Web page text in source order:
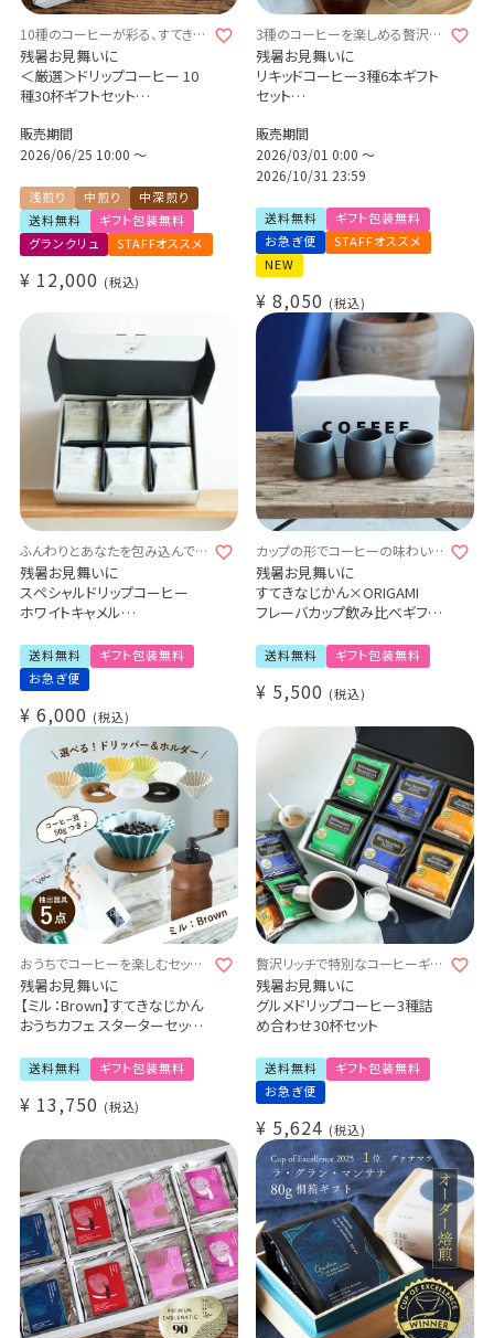
10種のコーヒーが彩る、すてきな
じかん
残暑お見舞いに
＜厳選＞ドリップコーヒー 10
種30杯ギフトセット
COE受賞 グランクリュ スペシ
ャルティ
販売期間
2026/06/25 10:00 〜
浅煎り 中煎り
中深煎り
送料無料
ギフト包装無料
グランクリュ
STAFFオススメ
¥ 12,000 税込
3種のコーヒーを楽しめる贅沢な
ギフトセット
残暑お見舞いに
リキッドコーヒー3種6本ギフト
セット
カフェオレベース
クラッシュド デカフェゼリー
アイスコーヒー＋カフェオレ＋
料無料 (l)
販売期間
2026/03/01 0:00〜
2026/10/31 23:59
送料無料
ギフト包装無料
お急ぎ便
STAFFオススメ
NEW
¥ 8,050 税込
ふんわりとあなたを包み込んでく
れます♪
残暑お見舞いに
スペシャルドリップコーヒー
ホワイトキャメル
送料無料
ギフト包装無料
お急ぎ便
¥ 6,000 税込
カップの形でコーヒーの味わいが
変わる!?
残暑お見舞いに
すてきなじかん×ORIGAMI
フレーバカップ飲み比べギフト
Tasting Gift Set マットブラック
おまけのスペシャルティコーヒ
ー豆付き
バレルフレーバーカップ
ピノフレーバーカップ
送料無料 ギフト包装無料
¥ 5,500 税込
おうちでコーヒーを楽しむセット
♪
残暑お見舞いに
【ミル：Brown】すてきなじかん
おうちカフェ スターターセット
選べる！ORIGAMI磁器ドリッパ
ー 6種
選べる！専用ホルダー 3種
（手挽きミル / サーバー / フィル
ター）
1～2杯用 / コーヒー豆 50g付
き
送料無料 ギフト包装無料
¥ 13,750 税込
贅沢リッチで特別なコーヒーギフ
ト
残暑お見舞いに
グルメドリップコーヒー3種詰
め合わせ30杯セット
送料無料
ギフト包装無料
お急ぎ便
¥ 5,624 税込